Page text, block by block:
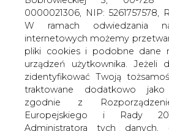
0000021306, NIP: 5261757578,
W ramach odwiedzania
internetowych możemy
pliki cookies i podobne dane
urządzeń użytkownika. Jeżeli
zidentyfikować Twoją
traktowane dodatkowo
zgodnie z
Europejskiego i Rady
Administratora tych